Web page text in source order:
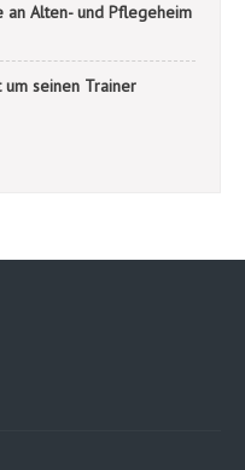
an Alten- und Pflegeheim
um seinen Trainer